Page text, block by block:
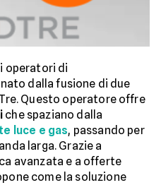
operatori di
dalla fusione di due
Questo operatore offre
che spaziano dalla
luce e gas, passando per
larga. Grazie a
avanzata e a offerte
come la soluzione